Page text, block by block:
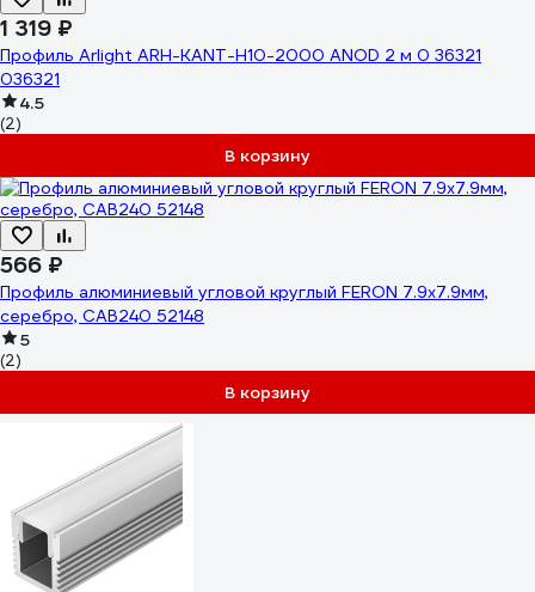
1 319 ₽
Профиль Arlight ARH-KANT-H10-2000 ANOD 2 м 0 36321
036321
4.5
(2)
В корзину
566 ₽
Профиль алюминиевый угловой круглый FERON 7.9х7.9мм,
серебро, CAB240 52148
5
(2)
В корзину